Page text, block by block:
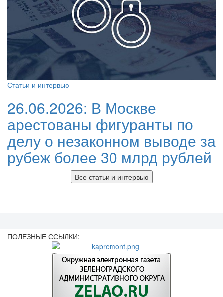
Статьи и интервью
26.06.2026: В Москве
арестованы фигуранты по
делу о незаконном выводе за
рубеж более 30 млрд рублей
Все статьи и интервью
ПОЛЕЗНЫЕ ССЫЛКИ: